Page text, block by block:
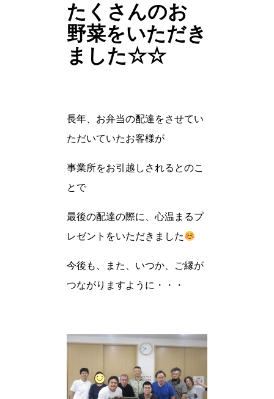
たくさんのお
野菜をいただき
ました☆☆
長年、お弁当の配達をさせてい
ただいていたお客様が
事業所をお引越しされるとのこ
とで
最後の配達の際に、心温まるプ
レゼントをいただきました
今後も、また、いつか、ご縁が
つながりますように・・・